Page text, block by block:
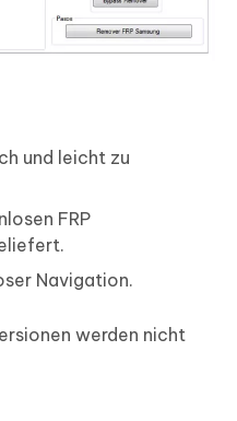
und leicht zu
FRP
Navigation.
werden nicht